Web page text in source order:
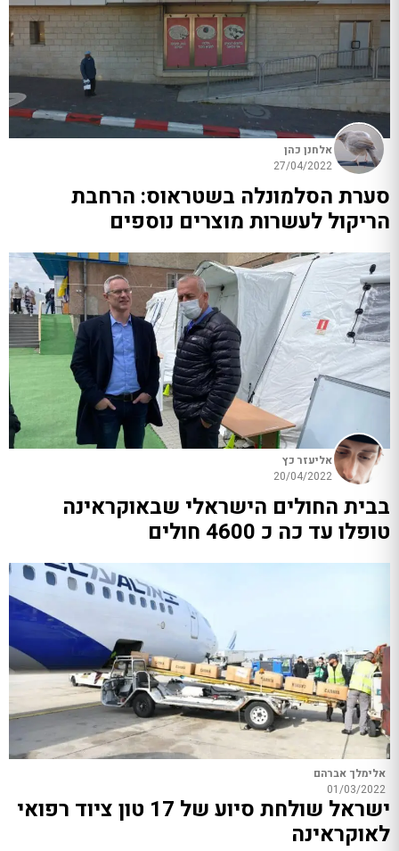
אלחנן כהן
27/04/2022
סערת הסלמונלה בשטראוס: הרחבת
הריקול לעשרות מוצרים נוספים
אליעזר כץ
20/04/2022
בבית החולים הישראלי שבאוקראינה
טופלו עד כה כ 4600 חולים
אלימלך אברהם
01/03/2022
ישראל שולחת סיוע של 17 טון ציוד רפואי
לאוקראינה